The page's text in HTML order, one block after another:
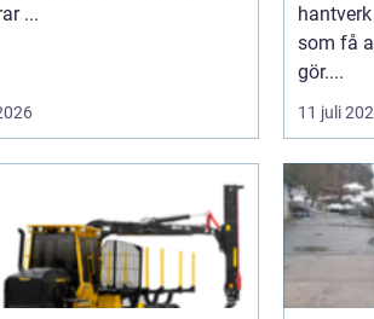
...
som få
gör....
11 juli